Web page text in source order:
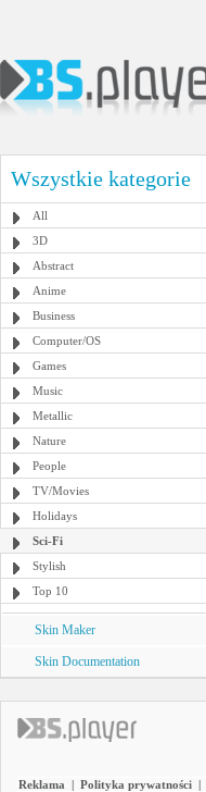
Wszystkie kategorie
All
3D
Abstract
Anime
Business
Computer/OS
Games
Music
Metallic
Nature
People
TV/Movies
Holidays
Sci-Fi
Stylish
Top 10
Skin Maker
Skin Documentation
Reklama | Polityka prywatności |